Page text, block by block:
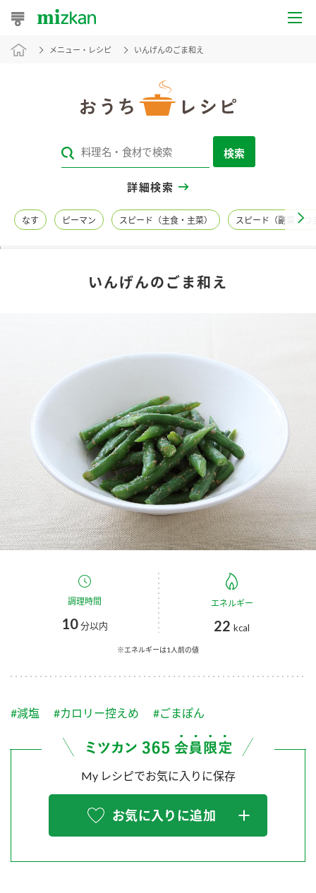
おうちレシピ
レシピカテゴリ一覧
レシピ名特集
お酢ドリンク ぽん酢
みりん風・料理酒 鍋用調味料
つゆ たれ
スープ 中華
ふりかけ おすしの素
炊き込みご飯の素 米飯用調味液
キャンペーン情報
ブランド・スペシャルサイト
ブランド・スペシャルサイト トップ
商品ブランドサイト
Fibee（ファイビー）
くらしプラ酢
お酢ドリンク
つゆ
PIN印
スペシャルサイト
お酢を知ろう！
企業情報
国内事業概要
企業理念
ミツカンの歴史
ミツカンを知る
環境への取り組み
ZENB initiative
MIM（ミツカンミュージアム）
各部門が大切にしていること
販売終了製品のご案内
よくあるご質問
メニュー・レシピ いんげんのごま和え
検索
詳細検索
なす ピーマン スピード（主食・主菜） スピード（副菜・つ
いんげんのごま和え
調理時間
10分以内
エネルギー
22 kcal
※エネルギーは1人前の値
#減塩 #カロリー控えめ #ごまぽん
My レシピでお気に入りに保存
お気に入りに追加